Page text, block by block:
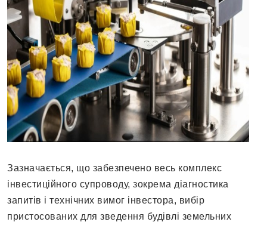
Зазначається, що забезпечено весь комплекс
інвестиційного супроводу, зокрема діагностика
запитів і технічних вимог інвестора, вибір
пристосованих для зведення будівлі земельних